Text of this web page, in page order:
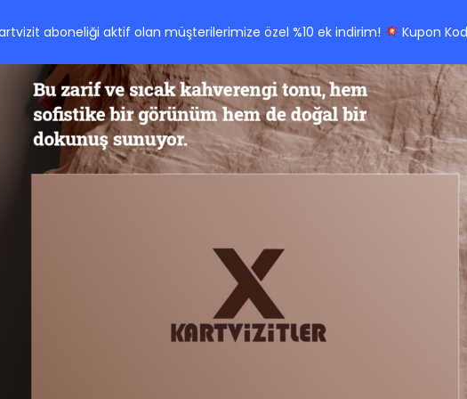
aboneliği aktif olan müşterilerimize özel %10 ek indirim!
Kupon